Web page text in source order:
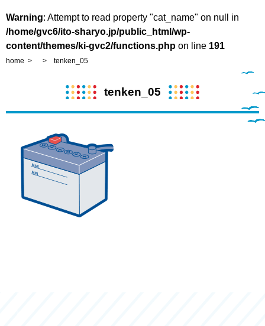
Warning: Attempt to read property "cat_name" on null in
/home/gvc6/ito-sharyo.jp/public_html/wp-
content/themes/ki-gvc2/functions.php on line 191
home tenken_05
tenken_05